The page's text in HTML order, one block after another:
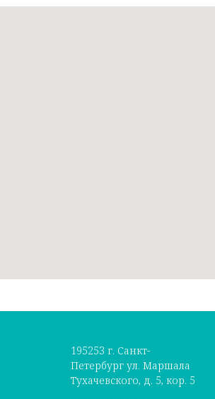
195253 г. Санкт-
Петербург ул. Маршала
Тухачевского, д. 5, кор. 5